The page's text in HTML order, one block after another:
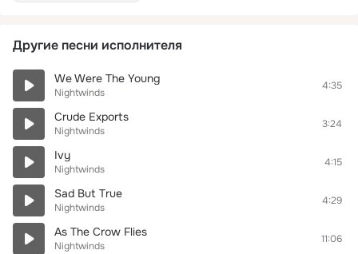
Другие песни исполнителя
We Were The Young
Nightwinds
4:35
Crude Exports
Nightwinds
3:24
Ivy
Nightwinds
4:15
Sad But True
Nightwinds
4:29
As The Crow Flies
Nightwinds
11:06